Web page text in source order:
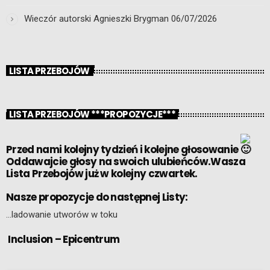
Wieczór autorski Agnieszki Brygman 06/07/2026
LISTA PRZEBOJÓW
LISTA PRZEBOJÓW ***PROPOZYCJE***
Przed nami kolejny tydzień i kolejne głosowanie
Oddawajcie głosy na swoich ulubieńców.Wasza
Lista Przebojów już w kolejny czwartek.
Nasze propozycje do następnej Listy:
…ladowanie utworów w toku
Inclusion – Epicentrum